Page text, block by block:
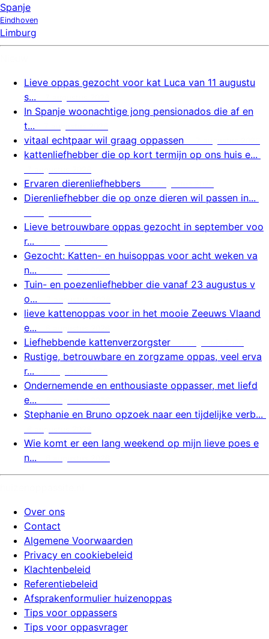
Spanje
Eindhoven
Limburg
Lieve oppas gezocht voor kat Luca van 11 augustu
s...
In Spanje woonachtige jong pensionados die af en
t...
vitaal echtpaar wil graag oppassen
kattenliefhebber die op kort termijn op ons huis e...
Ervaren dierenliefhebbers
Dierenliefhebber die op onze dieren wil passen in...
Lieve betrouwbare oppas gezocht in september voo
r...
Gezocht: Katten- en huisoppas voor acht weken va
n...
Tuin- en poezenliefhebber die vanaf 23 augustus v
o...
lieve kattenoppas voor in het mooie Zeeuws Vlaand
e...
Liefhebbende kattenverzorgster
Rustige, betrouwbare en zorgzame oppas, veel erva
r...
Ondernemende en enthousiaste oppasser, met liefd
e...
Stephanie en Bruno opzoek naar een tijdelijke verb...
Wie komt er een lang weekend op mijn lieve poes e
n...
Over ons
Contact
Algemene Voorwaarden
Privacy en cookiebeleid
Klachtenbeleid
Referentiebeleid
Afsprakenformulier huizenoppas
Tips voor oppassers
Tips voor oppasvrager